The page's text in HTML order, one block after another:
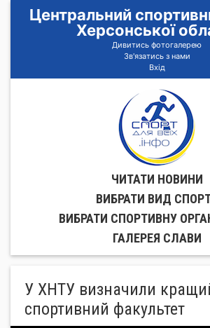
Центральний
Херсонської
Дивитись фотогалерею
Зв'язатись з нами
Вхід
ЧИТАТИ НОВИНИ
ВИБРАТИ ВИД
ВИБРАТИ СПОРТИВНУ
ГАЛЕРЕЯ СЛАВИ
У ХНТУ визначили
спортивний факультет